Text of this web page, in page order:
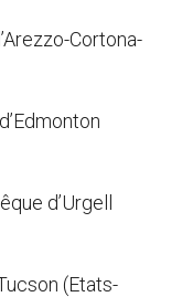
Cortona-
d’Urgell
(Etats-